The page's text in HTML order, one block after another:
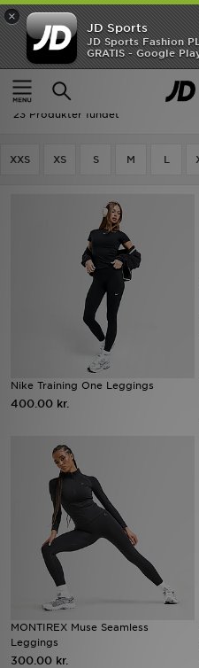
×
JD Sports
JD Sports Fashion
GRATIS - Google
Hjem
Løb - Leggings
Løb - Leggings
23 Produkter fundet
XXS XS S M L
Nike Training One Leggings
400.00 kr.
MONTIREX Muse Seamless
Leggings
300.00 kr.
Hjem
Udsalg
Nyheder
Mit JD
Mine beskeder
Hjælp & information
JD Blog